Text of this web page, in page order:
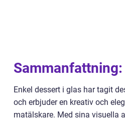
Sammanfattning:
Enkel dessert i glas har tagit
och erbjuder en kreativ och
matälskare. Med sina visuella